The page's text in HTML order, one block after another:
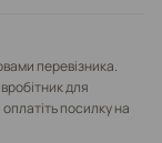
перевізника.
для
посилку на